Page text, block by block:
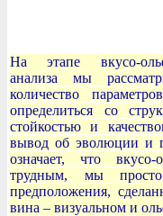
На этапе вкусо-
анализа мы
количество
определиться со
стойкостью и
вывод об эволюции и
означает, что
трудным, мы
предположения,
вина – визуальном и